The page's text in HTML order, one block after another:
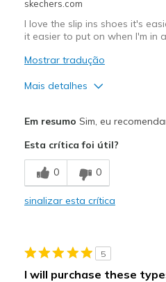
skechers.com
I love the slip ins shoes it's
it easier to put on when I'm in
Mostrar tradução
Mais detalhes
Comfortable
Stylish
Poor Cushioning
Em resumo Sim, eu
Esta crítica foi útil?
0 0
sinalizar esta crítica
5
I will purchase these